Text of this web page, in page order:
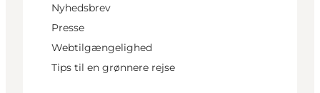
Nyhedsbrev
Presse
Webtilgængelighed
Tips til en grønnere rejse